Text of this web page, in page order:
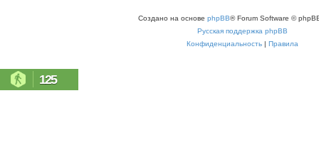
Создано на основе phpBB® Forum Software ©
Русская поддержка phpBB
Конфиденциальность | Правила
125